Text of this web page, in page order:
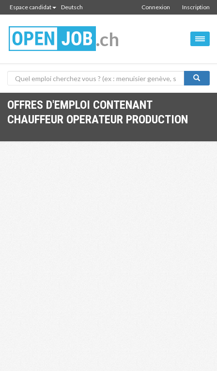
Espace candidat Deutsch Inscription
Connexion
.ch
OFFRES D'EMPLOI CONTENANT
CHAUFFEUR OPERATEUR PRODUCTION